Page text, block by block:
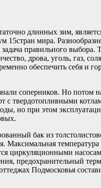
длинных зим,
15стран мира.
правильного выбора.
дрова, уголь, газ,
обеспечить себя и
соперников. Но потом
с твердотопливными
но при этом
бак из
температура
циркуляционными
предохранительный
Подмосковья